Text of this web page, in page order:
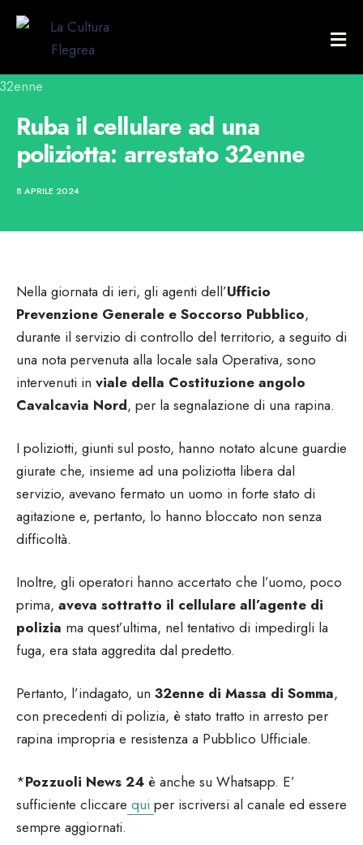
Ruba il cellulare ad una
poliziotta: arrestato 32enne
8 APRILE 2024
Nella giornata di ieri, gli agenti dell’Ufficio
Prevenzione Generale e Soccorso Pubblico,
durante il servizio di controllo del territorio, a seguito di
una nota pervenuta alla locale sala Operativa, sono
intervenuti in viale della Costituzione angolo
Cavalcavia Nord, per la segnalazione di una rapina.
I poliziotti, giunti sul posto, hanno notato alcune guardie
giurate che, insieme ad una poliziotta libera dal
servizio, avevano fermato un uomo in forte stato di
agitazione e, pertanto, lo hanno bloccato non senza
difficoltà.
Inoltre, gli operatori hanno accertato che l’uomo, poco
prima, aveva sottratto il cellulare all’agente di
polizia ma quest’ultima, nel tentativo di impedirgli la
fuga, era stata aggredita dal predetto.
Pertanto, l’indagato, un 32enne di Massa di Somma,
con precedenti di polizia, è stato tratto in arresto per
rapina impropria e resistenza a Pubblico Ufficiale.
*Pozzuoli News 24 è anche su Whatsapp. E’
sufficiente cliccare qui per iscriversi al canale ed essere
sempre aggiornati.